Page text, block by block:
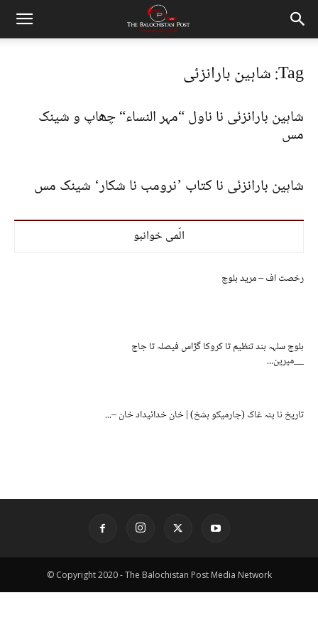
Tag: شاہین بارانزئی
شاہین بارانزئی نا ناول “مہر النساء“ چھاپ و شینک
مس
شاہین بارانزئی نا کتاب ’نرومب نا شکار‘ شینک مس
الّمی خوانبو
رخصت اف – مرید بلوچ
بلوچ سلہہ بند تنظیم تا کروکا گڑاس فیصلہ تا جاچ
__میرین...
تاریخ نا پنہ غاک (چارمیکو بشخ) | خان خدائیداد خان –...
© Copyright 2020 - The Balochistan Post Media Network